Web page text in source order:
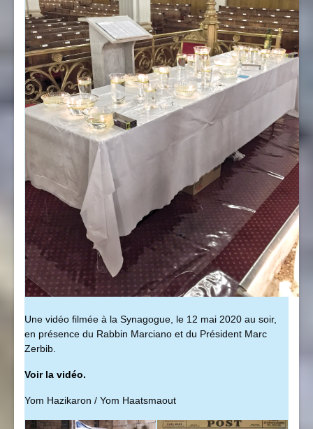
Une vidéo filmée à la Synagogue, le 12 mai 2020 au soir,
en présence du Rabbin Marciano et du Président Marc
Zerbib.
Voir la vidéo.
Yom Hazikaron / Yom Haatsmaout